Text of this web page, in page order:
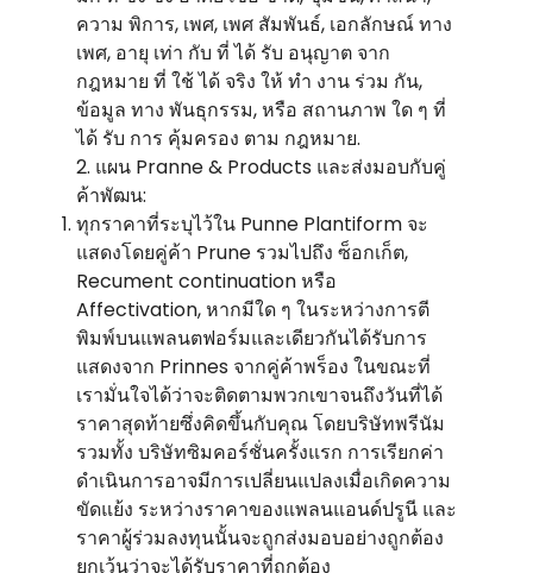
ความ พิการ, เพศ, เพศ สัมพันธ์, เอกลักษณ์ ทาง
เพศ, อายุ เท่า กับ ที่ ได้ รับ อนุญาต จาก
กฎหมาย ที่ ใช้ ได้ จริง ให้ ทํา งาน ร่วม กัน,
ข้อมูล ทาง พันธุกรรม, หรือ สถานภาพ ใด ๆ ที่
ได้ รับ การ คุ้มครอง ตาม กฎหมาย.
2. แผน Pranne & Products และส่งมอบกับคู่
ค้าพัฒน:
ทุกราคาที่ระบุไว้ใน Punne Plantiform จะ
แสดงโดยคู่ค้า Prune รวมไปถึง ซ็อกเก็ต,
Recument continuation หรือ
Affectivation, หากมีใด ๆ ในระหว่างการตี
พิมพ์บนแพลนตฟอร์มและเดียวกันได้รับการ
แสดงจาก Prinnes จากคู่ค้าพร็อง ในขณะที่
เรามั่นใจได้ว่าจะติดตามพวกเขาจนถึงวันที่ได้
ราคาสุดท้ายซึ่งคิดขึ้นกับคุณ โดยบริษัทพรีนัม
รวมทั้ง บริษัทซิมคอร์ชั่นครั้งแรก การเรียกค่า
ดําเนินการอาจมีการเปลี่ยนแปลงเมื่อเกิดความ
ขัดแย้ง ระหว่างราคาของแพลนแอนด์ปรูนี และ
ราคาผู้ร่วมลงทุนนั้นจะถูกส่งมอบอย่างถูกต้อง
ยกเว้นว่าจะได้รับราคาที่ถูกต้อง